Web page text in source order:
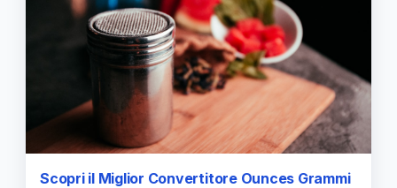
Scopri il Miglior Convertitore Ounces Grammi